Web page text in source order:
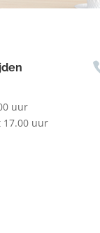
uur
17.00 uur